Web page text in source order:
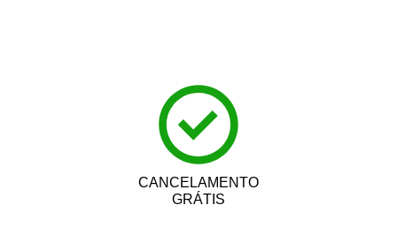
CANCELAMENTO
GRÁTIS